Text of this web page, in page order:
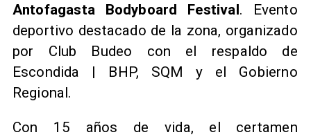
Antofagasta Bodyboard Festival. Evento
deportivo destacado de la zona, organizado
por Club Budeo con el respaldo de
Escondida | BHP, SQM y el Gobierno
Regional.
Con 15 años de vida, el certamen